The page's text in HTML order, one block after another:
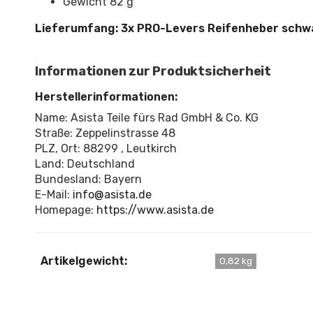
Lieferumfang: 3x PRO-Levers Reifenheber
Informationen zur Produktsicherheit
Herstellerinformationen:
Name: Asista Teile fürs Rad GmbH & Co. KG
Straße: Zeppelinstrasse 48
PLZ, Ort: 88299 , Leutkirch
Land: Deutschland
Bundesland: Bayern
E-Mail: info@asista.de
Homepage: https://www.asista.de
Artikelgewicht: 0,82 kg